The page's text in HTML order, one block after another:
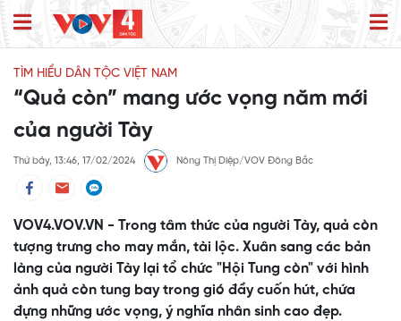
TÌM HIỂU DÂN TỘC VIỆT NAM
“Quả còn” mang ước vọng năm mới
của người Tày
Thứ bảy, 13:46, 17/02/2024 Nông Thị Diệp/VOV Đông Bắc
VOV4.VOV.VN - Trong tâm thức của người Tày, quả còn
tượng trưng cho may mắn, tài lộc. Xuân sang các bản
làng của người Tày lại tổ chức "Hội Tung còn" với hình
ảnh quả còn tung bay trong gió đầy cuốn hút, chứa
đựng những ước vọng, ý nghĩa nhân sinh cao đẹp.